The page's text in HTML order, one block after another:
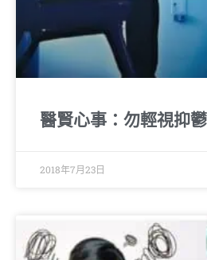
醫賢心事：勿輕視抑
2018年7月23日